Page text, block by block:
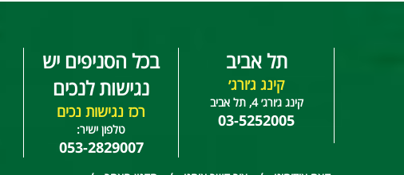
תל אביב
קינג ג׳ורג׳
קינג ג׳ורג׳ 4, תל אביב
03-5252005
בכל הסניפים יש
נגישות לנכים
רכז נגישות נכים
טלפון ישיר:
053-2829007